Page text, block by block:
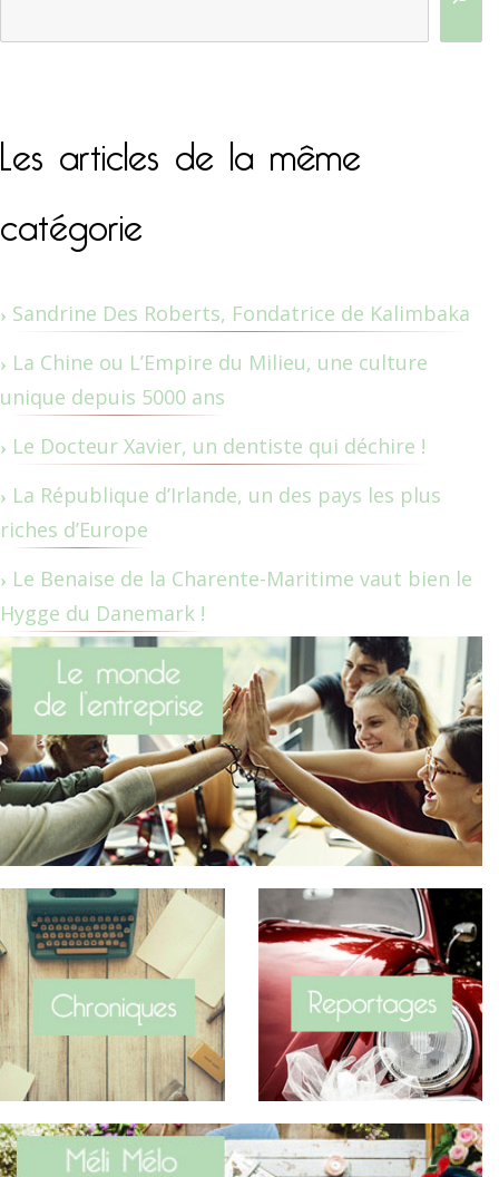
Les articles de la même
catégorie
Sandrine Des Roberts, Fondatrice de Kalimbaka
La Chine ou L’Empire du Milieu, une culture
unique depuis 5000 ans
Le Docteur Xavier, un dentiste qui déchire !
La République d’Irlande, un des pays les plus
riches d’Europe
Le Benaise de la Charente-Maritime vaut bien le
Hygge du Danemark !